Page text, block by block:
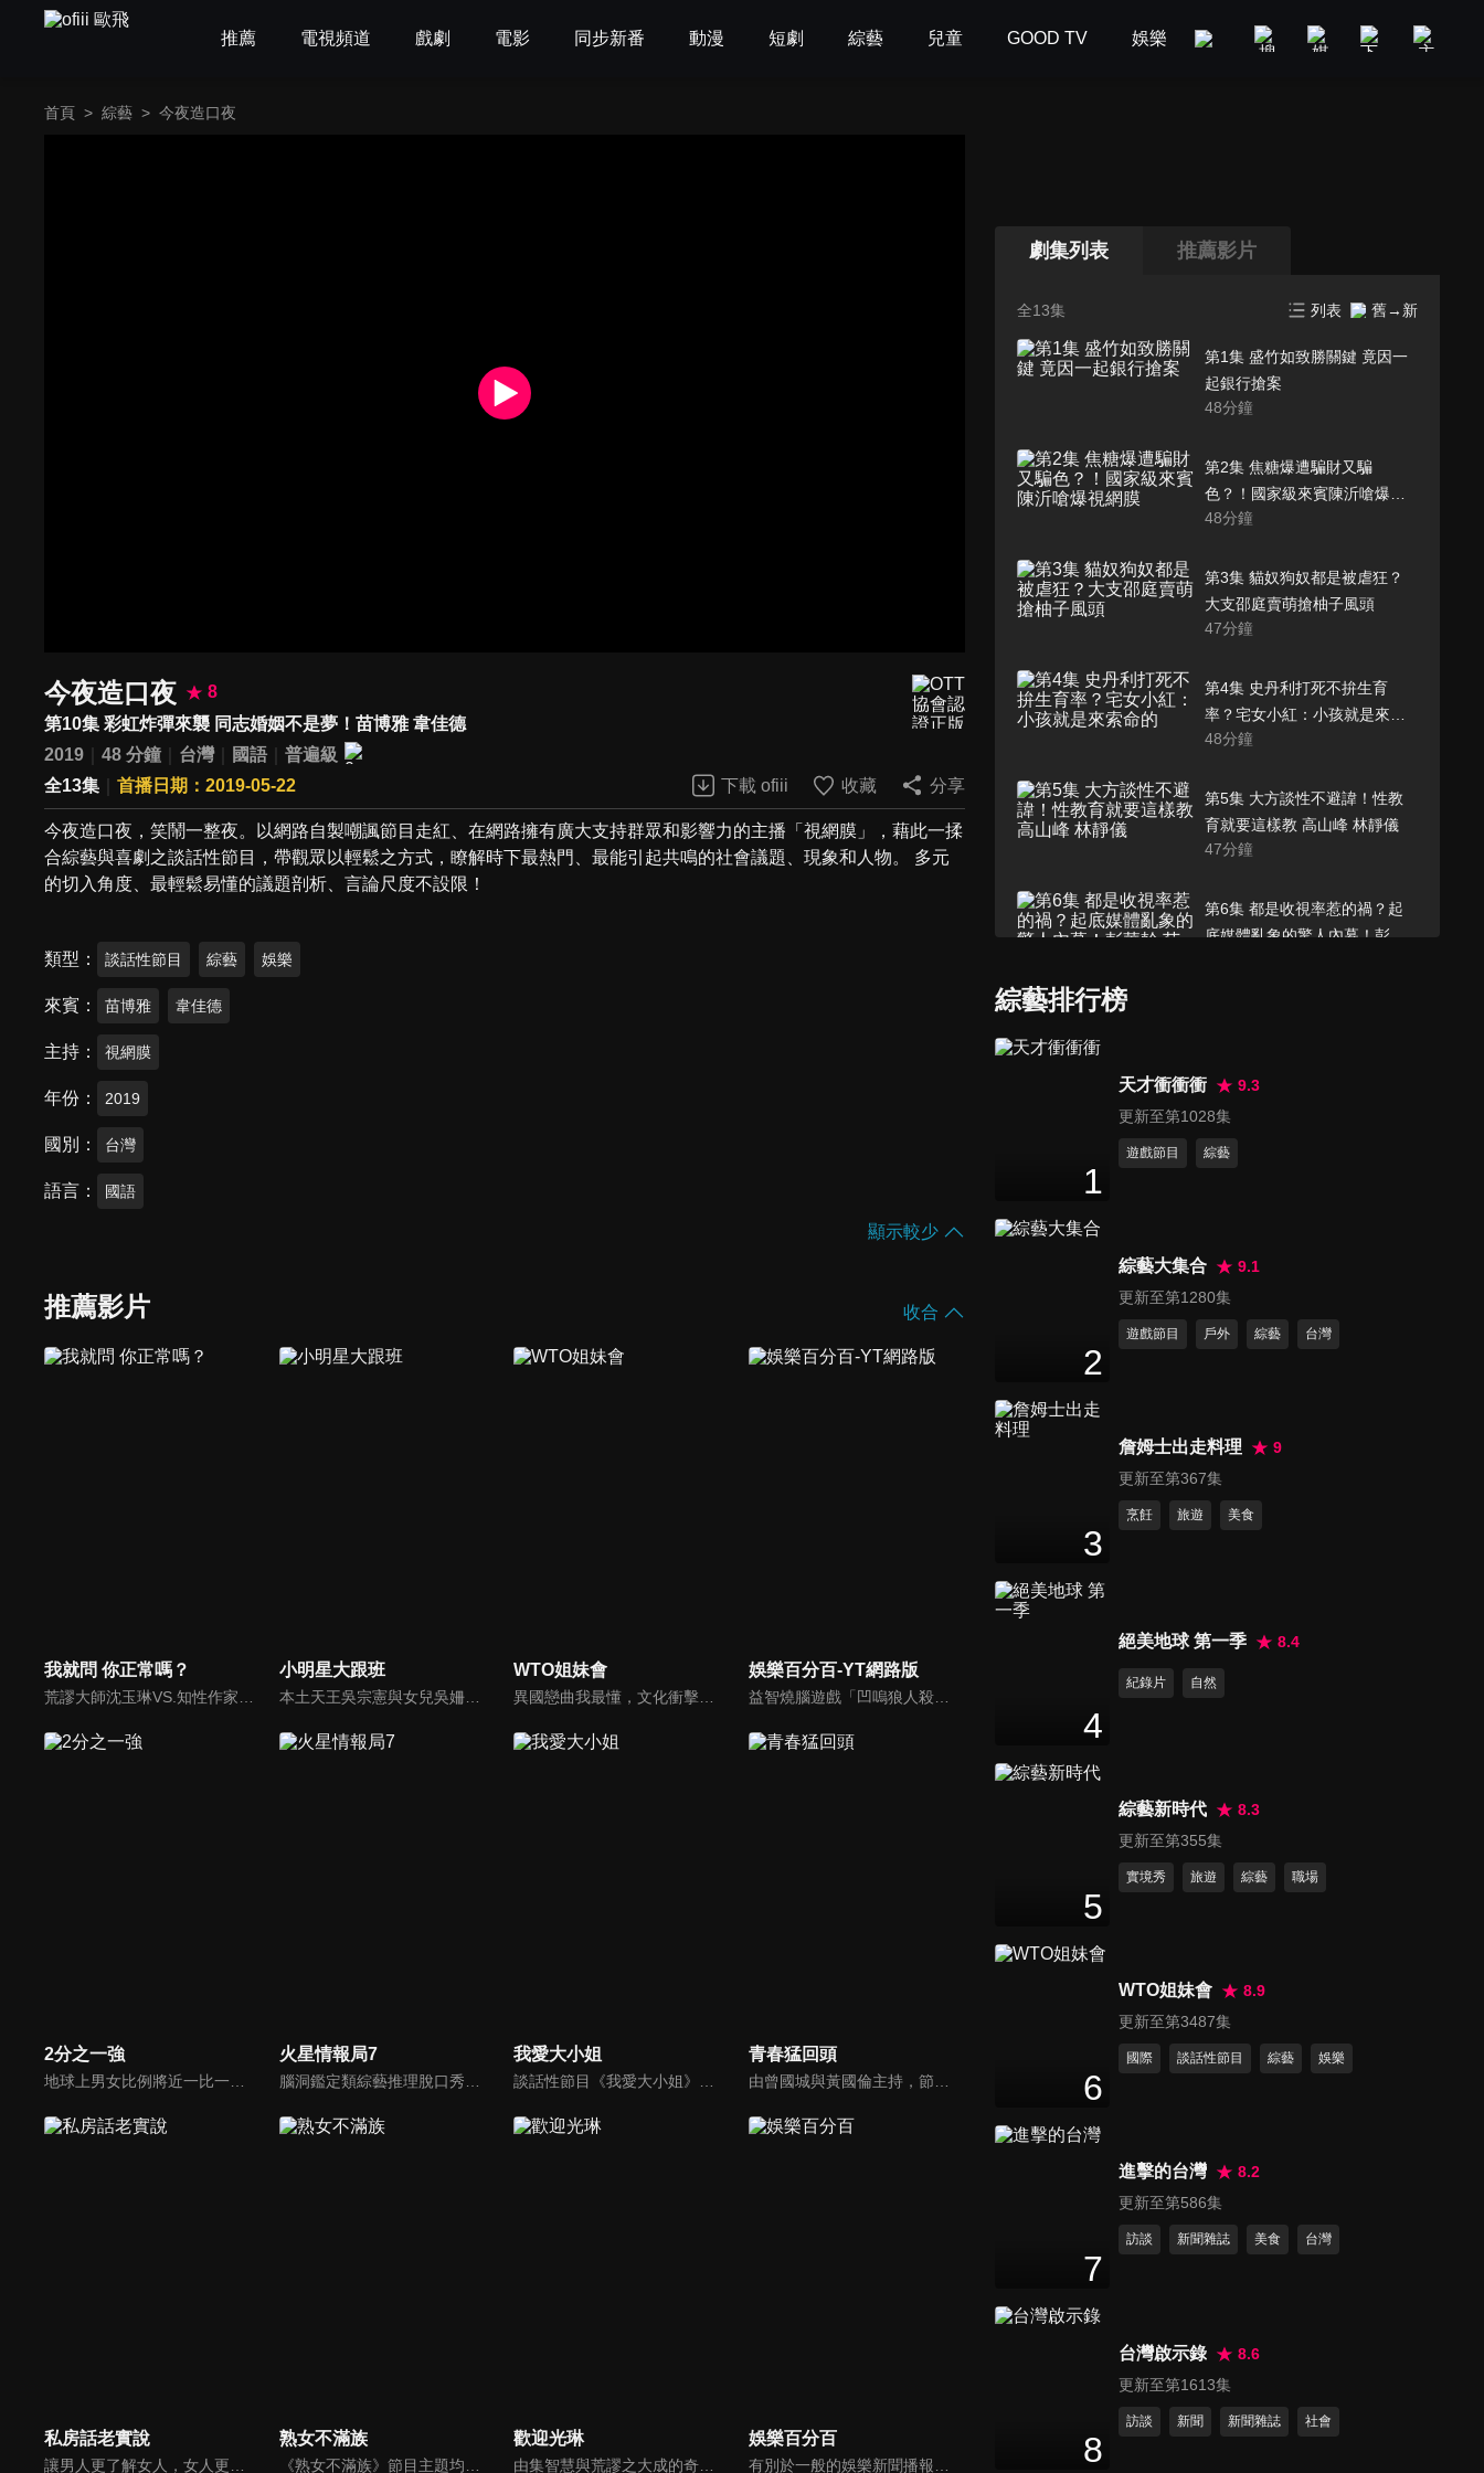
推薦 電視頻道 戲劇 電影 同步新番 動漫 短劇 綜藝 兒童 GOOD TV 娛樂 美食旅遊 新聞政論
首頁 > 綜藝 > 今夜造口夜
今夜造口夜
8
第10集 彩虹炸彈來襲 同志婚姻不是夢！苗博雅 韋佳德
2019
48 分鐘 台灣 國語
普遍級
全13集
首播日期：2019-05-22 下載 ofiii 收藏 分享
今夜造口夜，笑鬧一整夜。以網路自製嘲諷節目走紅、在網路擁有廣大支持群眾和影響力的主播「視網膜」，藉此一揉
合綜藝與喜劇之談話性節目，帶觀眾以輕鬆之方式，瞭解時下最熱門、最能引起共鳴的社會議題、現象和人物。 多元
的切入角度、最輕鬆易懂的議題剖析、言論尺度不設限！
類型 談話性節目 綜藝 娛樂
來賓 苗博雅 韋佳德
主持 視網膜
年份 2019
國別 台灣
語言 國語
顯示較少
推薦影片 收合
我就問 你正常嗎？ 小明星大跟班
本土天王吳宗憲與女兒吳姍儒（Sandy）搭檔主持，每集邀請來賓暢談演藝圈大小事，父女檔聯手笑果十足，老梗搭上新世代，最新組合強勢登場！
WTO姐妹會 娛樂百分百-YT網路版
益智燒腦遊戲「凹嗚狼人殺」激發你的邏輯推理能力，偶像巨星雲集，全球娛樂資訊，一手掌握不脫節！2025全新升級改版，盡在《娛樂百分百-YT網路版》！
2分之一強 火星情報局7 我愛大小姐 青春猛回頭
私房話老實說
讓男人更了解女人，女人更了解自己 ，揭密女性私房話，讓療癒專家教你更愛自己！由于美人和納豆攜手主持，更多你想知道的女性私密話題都在《私房話老實說》。
熟女不滿族
《熟女不滿族》節目主題均有關25-49歲的未婚女性，這些熟女們漂亮卻擔心嫁不出去，獨立卻希望有人疼，最怕寂寞，只能用工作填滿時間，她們是最矛盾最不滿足的一群人。
歡迎光琳
由集智慧與荒謬之大成的奇葩大叔-沈玉琳與話鋒大膽的俏麗甜心-范乙霏(Albee)共同主持。餐桌上趣味橫生，檯面下爾虞我詐，五花八門的另類話題，層出不窮的驚奇爆點，此起彼落的嘻笑怒罵聲道盡人生悲歡離合。邊吃邊聊，將美味與趣味完美結合的吃播新模式。歡迎光琳，敬邀您大駕觀琳！
娛樂百分百
有別於一般的娛樂新聞播報，透過遊戲、粉絲互動認識大明星們的真性情，歌唱單元讓你享受歌手們天籟般的歌聲，各式專題報導是為最佳懶人包，掌握最新娛樂動態，求新求變的節目單元刺激你的感官、滿足你的視覺，帶給你滿滿的歡笑，洗去整日的疲憊！
劇集列表 推薦影片
全13集 列表 舊→新
第1集 盛竹如致勝關鍵 竟因一
起銀行搶案
48分鐘
第2集 焦糖爆遭騙財又騙
色？！國家級來賓陳沂嗆爆視
網膜
48分鐘
第3集 貓奴狗奴都是被虐狂？
大支邵庭賣萌搶柚子風頭
47分鐘
第4集 史丹利打死不拚生育
率？宅女小紅：小孩就是來索
命的
48分鐘
第5集 大方談性不避諱！性教
育就要這樣教 高山峰 林靜儀
47分鐘
第6集 都是收視率惹的禍？起
底媒體亂象的驚人內幕！彭華
第8集 免錢好料吃翻天？外景
真的爽吃爽玩爽爽賺？哈孝遠
麼？呱吉 高嘉瑜
48分鐘
第11集 原來我們離歧視這麼近
杜力 林辰
分鐘
第13集 送啦！這就是愛台灣啦
綜藝排行榜
1
天才衝衝衝
9.3
更新至第1028集
遊戲節目 綜藝
2
綜藝大集合
9.1
更新至第1280集
遊戲節目 戶外 綜藝 台灣
3
詹姆士出走料理
9
更新至第367集
烹飪 旅遊 美食
4
絕美地球 第一季 8.4
紀錄片 自然
5
綜藝新時代
8.3
更新至第355集
實境秀 旅遊 綜藝 職場
6
WTO姐妹會
8.9
更新至第3487集
國際 談話性節目 綜藝 娛樂
7
進擊的台灣
8.2
更新至第586集
訪談 新聞雜誌 美食 台灣
8
台灣啟示錄
8.6
更新至第1613集
訪談 新聞 新聞雜誌 社會